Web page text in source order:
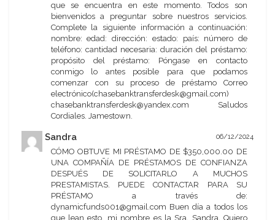
que se encuentra en este momento. Todos son
bienvenidos a preguntar sobre nuestros servicios.
Complete la siguiente información a continuación:
nombre: edad: dirección: estado: país: número de
teléfono: cantidad necesaria: duración del préstamo:
propósito del préstamo: Póngase en contacto
conmigo lo antes posible para que podamos
comenzar con su proceso de préstamo Correo
electrónico(chasebanktransferdesk@gmail.com)
chasebanktransferdesk@yandex.com Saludos
Cordiales. Jamestown.
Sandra 06/12/2024
CÓMO OBTUVE MI PRÉSTAMO DE $350,000.00 DE
UNA COMPAÑÍA DE PRÉSTAMOS DE CONFIANZA
DESPUÉS DE SOLICITARLO A MUCHOS
PRESTAMISTAS. PUEDE CONTACTAR PARA SU
PRÉSTAMO a través de:
dynamicfunds001@gmail.com Buen día a todos los
que lean esto, mi nombre es la Sra. Sandra. Quiero